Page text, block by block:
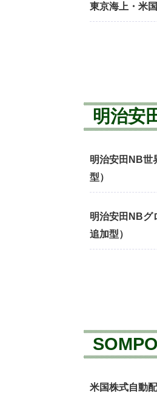
東京海上・米
明治安
明治安田NB世
型）
明治安田NBグ
追加型）
米国株式自動